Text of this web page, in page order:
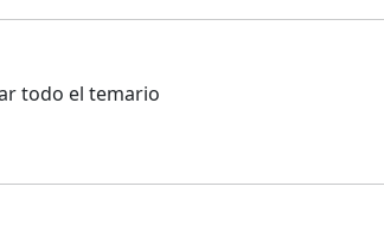
todo el temario